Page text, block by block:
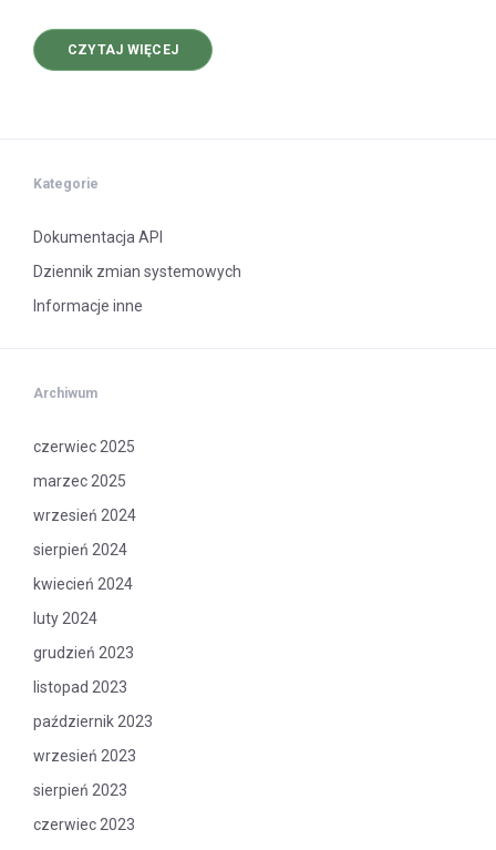
CZYTAJ WIĘCEJO
AKTUALIZACJA
SYSTEMU
Kategorie
Dokumentacja API
Dziennik zmian systemowych
Informacje inne
Archiwum
czerwiec 2025
marzec 2025
wrzesień 2024
sierpień 2024
kwiecień 2024
luty 2024
grudzień 2023
listopad 2023
październik 2023
wrzesień 2023
sierpień 2023
czerwiec 2023